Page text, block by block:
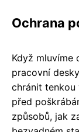
Ochrana
Když mluvíme
pracovní
chránit tenkou
před
způsobů, jak